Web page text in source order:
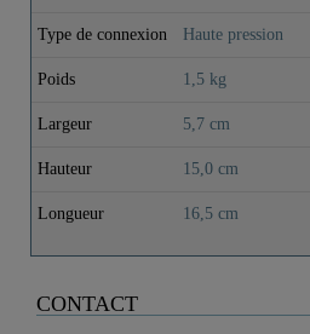
Type de connexion Haute pression
Poids 1,5 kg
Largeur 5,7 cm
Hauteur 15,0 cm
Longueur 16,5 cm
CONTACT